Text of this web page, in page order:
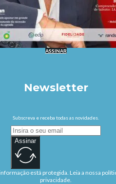
ASSINAR
Newsletter
Subscreva e receba todas as novidades.
Assinar
está protegida. Leia a nossa
privacidade.